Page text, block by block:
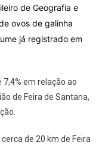
Ovos
Bate
Recorde
de Geografia e
ovos de galinha
já registrado em
em relação ao
de Feira de Santana,
de 20 km de Feira